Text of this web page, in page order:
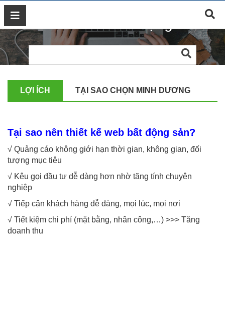
GIỚI
THIỆU
DỊCH
VỤ
ĐÀO
THIẾT
KẾ
WEB
BLOG
LIÊN
HỆ
Thiết kế web bất động sản
LỢI ÍCH TẠI SAO CHỌN MINH DƯƠNG
Tại sao nên thiết kế web bất động sản?
√ Quảng cáo không giới hạn thời gian, không gian, đối
tượng mục tiêu
√ Kêu gọi đầu tư dễ dàng hơn nhờ tăng tính chuyên
nghiệp
√ Tiếp cận khách hàng dễ dàng, mọi lúc, mọi nơi
√ Tiết kiệm chi phí (mặt bằng, nhân công,…) >>> Tăng
doanh thu